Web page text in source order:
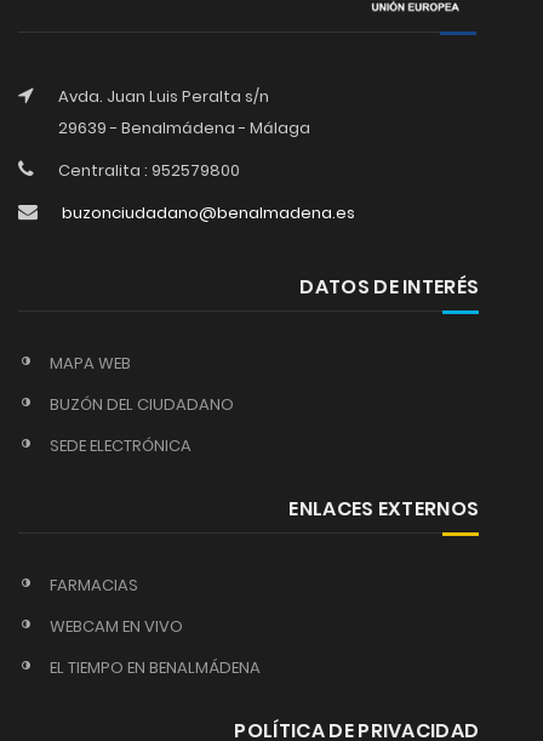
Avda. Juan Luis Peralta s/n
29639 - Benalmádena - Málaga
Centralita : 952579800
buzonciudadano@benalmadena.es
DATOS DE INTERÉS
MAPA WEB
BUZÓN DEL CIUDADANO
SEDE ELECTRÓNICA
ENLACES EXTERNOS
FARMACIAS
WEBCAM EN VIVO
EL TIEMPO EN BENALMÁDENA
POLÍTICA DE PRIVACIDAD